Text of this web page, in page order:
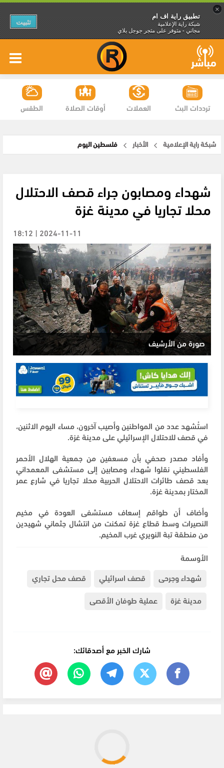
×
تطبيق راية اف ام
شبكة راية الإعلامية
مجاني - متوفر على متجر جوجل بلاي
تثبيت
الطقس أوقات الصلاة العملات ترددات البث
شبكة راية الإعلامية الأخبار فلسطين اليوم
شهداء ومصابون جراء قصف الاحتلال
محلا تجاريا في مدينة غزة
2024-11-11 | 18:12
صورة من الأرشيف
استُشهد عدد من المواطنين وأصيب آخرون، مساء اليوم الاثنين،
في قصف للاحتلال الإسرائيلي على مدينة غزة.
وأفاد مصدر صحفي بأن مسعفين من جمعية الهلال الأحمر
الفلسطيني نقلوا شهداء ومصابين إلى مستشفى المعمداني
بعد قصف طائرات الاحتلال الحربية محلا تجاريا في شارع عمر
المختار بمدينة غزة.
وأضاف أن طواقم إسعاف مستشفى العودة في مخيم
النصيرات وسط قطاع غزة تمكنت من انتشال جثماني شهيدين
من منطقة تبة النويري غرب المخيم.
الأوسمة
شهداء وجرحى
قصف اسرائيلي
قصف محل تجاري
مدينة غزة
عملية طوفان الأقصى
شارك الخبر مع أصدقائك: